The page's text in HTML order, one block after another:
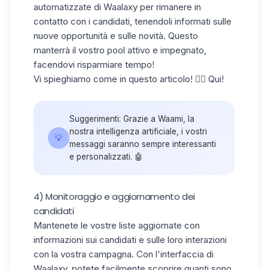
automatizzate di Waalaxy per rimanere in
contatto con i candidati, tenendoli informati sulle
nuove opportunità e sulle novità. Questo
manterrà il vostro pool attivo e impegnato,
facendovi risparmiare tempo!
Vi spieghiamo come in questo articolo! 👉🏻 Qui!
💡
Suggerimenti: Grazie a Waami, la
nostra intelligenza artificiale, i vostri
messaggi saranno sempre interessanti
e personalizzati. 🤖
4) Monitoraggio e aggiornamento dei
candidati
Mantenete le vostre liste aggiornate con
informazioni sui candidati e sulle loro interazioni
con la vostra campagna. Con l'interfaccia di